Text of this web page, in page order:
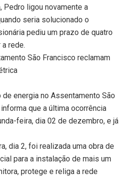
Pedro ligou novamente a
seria solucionado o
pediu um prazo de quatro
rede.
São Francisco reclamam
energia no Assentamento São
que a última ocorrência
feira, dia 02 de dezembro, e já
dia 2, foi realizada uma obra de
para a instalação de mais um
protege e religa a rede